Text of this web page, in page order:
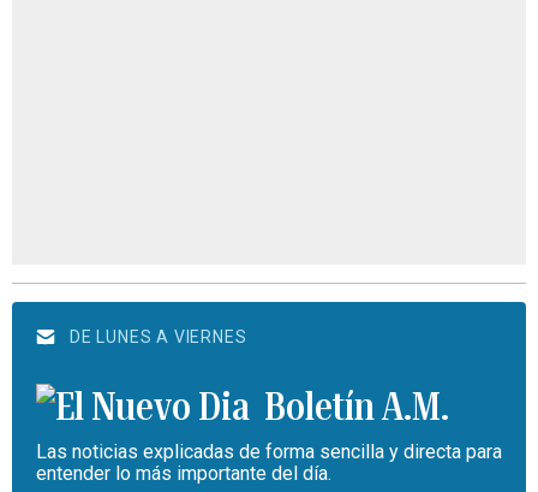
DE LUNES A VIERNES
Boletín A.M.
Las noticias explicadas de forma sencilla y directa para
entender lo más importante del día.